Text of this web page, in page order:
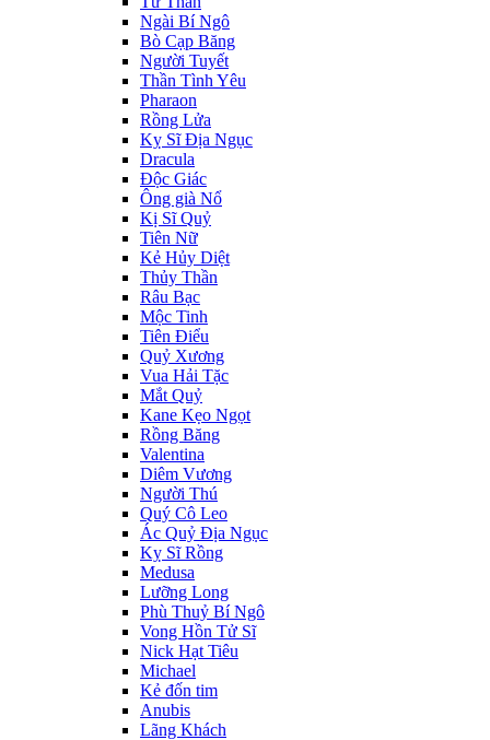
Ngài Bí Ngô
Bò Cạp Băng
Người Tuyết
Thần Tình Yêu
Pharaon
Rồng Lửa
Kỵ Sĩ Địa Ngục
Dracula
Độc Giác
Ông già Nổ
Kị Sĩ Quỷ
Tiên Nữ
Kẻ Hủy Diệt
Thủy Thần
Râu Bạc
Mộc Tinh
Tiên Điểu
Quỷ Xương
Vua Hải Tặc
Mắt Quỷ
Kane Kẹo Ngọt
Rồng Băng
Valentina
Diêm Vương
Người Thú
Quý Cô Leo
Ác Quỷ Địa Ngục
Kỵ Sĩ Rồng
Medusa
Lưỡng Long
Phù Thuỷ Bí Ngô
Vong Hồn Tử Sĩ
Nick Hạt Tiêu
Michael
Kẻ đốn tim
Anubis
Lãng Khách